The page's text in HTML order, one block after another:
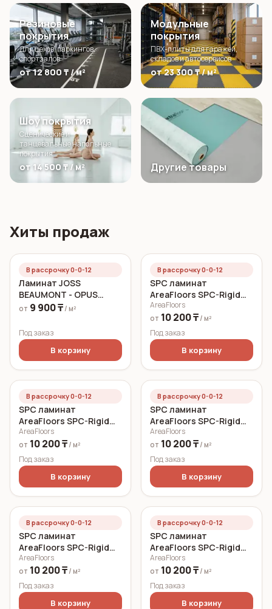
Резиновые
покрытия
Для цехов, паркингов,
спортзалов
от 12 800 ₸ / м²
Модульные
покрытия
ПВХ-плиты для гаражей,
складов и автосервисов
от 23 300 ₸ / м²
Шоу покрытия
Сценические и
танцевальные напольные
покрытия
от 14 500 ₸ / м² Другие товары
Хиты продаж
В рассрочку 0-0-12
Ламинат JOSS
BEAUMONT - OPUS
10MM
от 9 900 ₸ / м²
Под заказ
В корзину
В рассрочку 0-0-12
SPC ламинат
AreaFloors SPC-Rigid
Click Ясный дуб
750x150 6 мм
AreaFloors
от 10 200 ₸ / м²
Под заказ
В корзину
В рассрочку 0-0-12
SPC ламинат
AreaFloors SPC-Rigid
Click Летний дуб
750x150 5 мм
AreaFloors
от 10 200 ₸ / м²
Под заказ
В корзину
В рассрочку 0-0-12
SPC ламинат
AreaFloors SPC-Rigid
Click Дуб морской
750x150 6 мм
AreaFloors
от 10 200 ₸ / м²
Под заказ
В корзину
В рассрочку 0-0-12
SPC ламинат
AreaFloors SPC-Rigid
Click Жемчужный дуб
750x150 6 мм
AreaFloors
от 10 200 ₸ / м²
Под заказ
В корзину
В рассрочку 0-0-12
SPC ламинат
AreaFloors SPC-Rigid
Click Дуб кремовый
750x150 6 мм
AreaFloors
от 10 200 ₸ / м²
Под заказ
В корзину